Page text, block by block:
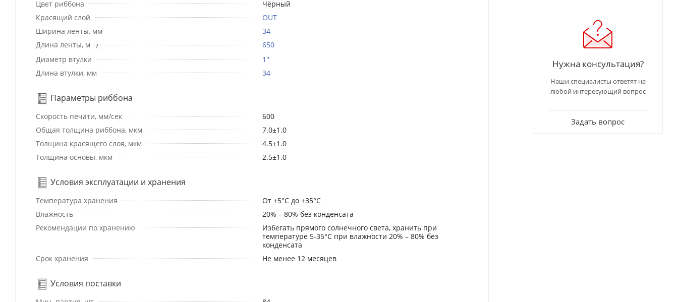
Цвет риббона
Чёрный
Красящий слой
OUT
Ширина ленты, мм
34
Длина ленты, м
?
650
Диаметр втулки
1''
Длина втулки, мм
34
Параметры риббона
Скорость печати, мм/сек
600
Общая толщина риббона, мкм
7.0±1.0
Толщина красящего слоя, мкм
4.5±1.0
Толщина основы, мкм
2.5±1.0
Условия эксплуатации и хранения
Температура хранения
От +5°С до +35°С
Влажность
20% – 80% без конденсата
Рекомендации по хранению
Избегать прямого солнечного света, хранить при
температуре 5-35°C при влажности 20% – 80% без
конденсата
Срок хранения
Не менее 12 месяцев
Условия поставки
Нужна консультация?
Наши специалисты ответят на
любой интересующий вопрос
Задать вопрос